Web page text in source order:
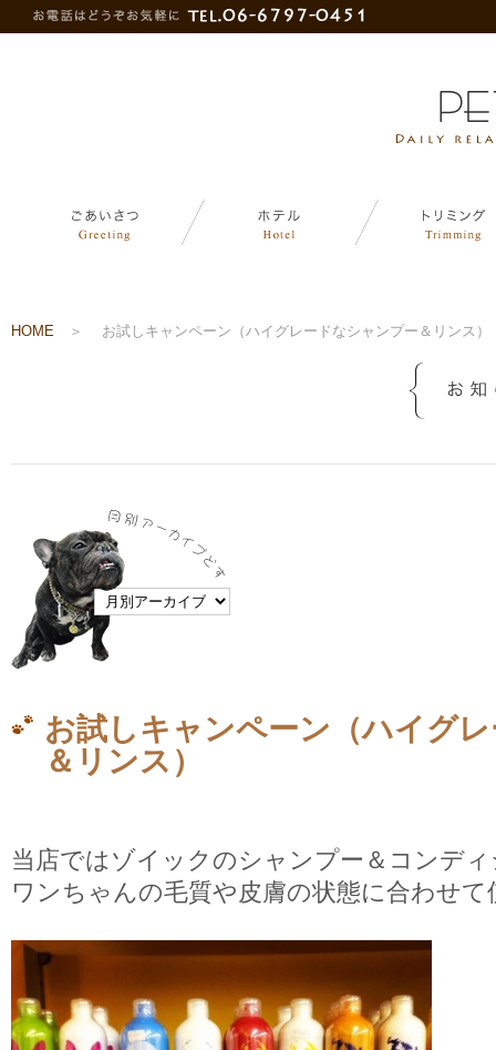
HOME ＞ お試しキャンペーン（ハイグレードなシャンプー＆リンス）
お試しキャンペーン（ハイグ
＆リンス）
当店ではゾイックのシャンプー＆コンデ
ワンちゃんの毛質や皮膚の状態に合わせ